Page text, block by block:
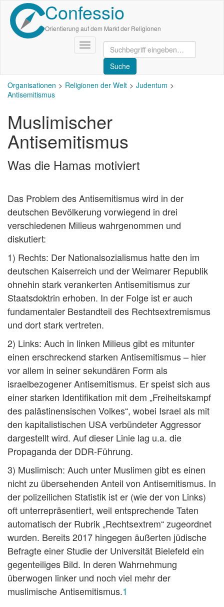
Direkt
zum
Inhalt
Confessio
Orientierung auf dem Markt der Religionen
Navigation
aktivieren/deaktivieren
Organisationen Religionen der Welt
Judentum
Antisemitismus
Muslimischer
Antisemitismus
Was die Hamas motiviert
Das Problem des Antisemitismus wird in der
deutschen Bevölkerung vorwiegend in drei
verschiedenen Milieus wahrgenommen und
diskutiert:
1) Rechts: Der Nationalsozialismus hatte den im
deutschen Kaiserreich und der Weimarer Republik
ohnehin stark verankerten Antisemitismus zur
Staatsdoktrin erhoben. In der Folge ist er auch
fundamentaler Bestandteil des Rechtsextremismus
und dort stark vertreten.
2) Links: Auch in linken Milieus gibt es mitunter
einen erschreckend starken Antisemitismus – hier
vor allem in seiner sekundären Form als
israelbezogener Antisemitismus. Er speist sich aus
einer starken Identifikation mit dem „Freiheitskampf
des palästinensischen Volkes“, wobei Israel als mit
den kapitalistischen USA verbündeter Aggressor
dargestellt wird. Auf dieser Linie lag u.a. die
Propaganda der DDR-Führung.
3) Muslimisch: Auch unter Muslimen gibt es einen
nicht zu übersehenden Anteil von Antisemitismus. In
der polizeilichen Statistik ist er (wie der von Links)
oft unterrepräsentiert, weil entsprechende Taten
automatisch der Rubrik „Rechtsextrem“ zugeordnet
wurden. Bereits 2017 hingegen äußerten jüdische
Befragte einer Studie der Universität Bielefeld ein
gegenteiliges Bild. In deren Wahrnehmung
überwogen linker und noch viel mehr der
muslimische Antisemitismus.1